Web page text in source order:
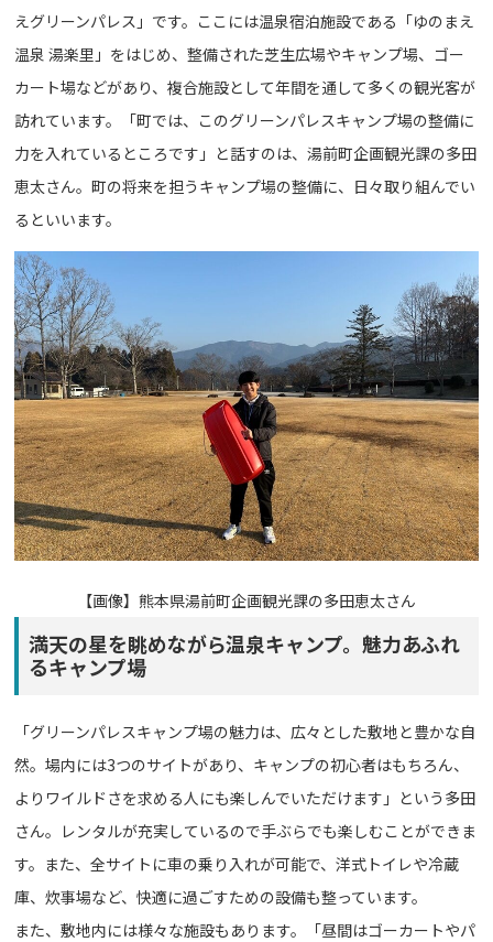
えグリーンパレス」です。ここには温泉宿泊施設である「ゆのまえ
温泉 湯楽里」をはじめ、整備された芝生広場やキャンプ場、ゴー
カート場などがあり、複合施設として年間を通して多くの観光客が
訪れています。「町では、このグリーンパレスキャンプ場の整備に
力を入れているところです」と話すのは、湯前町企画観光課の多田
恵太さん。町の将来を担うキャンプ場の整備に、日々取り組んでい
るといいます。
【画像】 熊本県湯前町企画観光課の多田恵太さん
満天の星を眺めながら温泉キャンプ。魅力あふれ
るキャンプ場
「グリーンパレスキャンプ場の魅力は、広々とした敷地と豊かな自
然。場内には3つのサイトがあり、キャンプの初心者はもちろん、
よりワイルドさを求める人にも楽しんでいただけます」という多田
さん。レンタルが充実しているので手ぶらでも楽しむことができま
す。また、全サイトに車の乗り入れが可能で、洋式トイレや冷蔵
庫、炊事場など、快適に過ごすための設備も整っています。
また、敷地内には様々な施設もあります。「昼間はゴーカートやパ